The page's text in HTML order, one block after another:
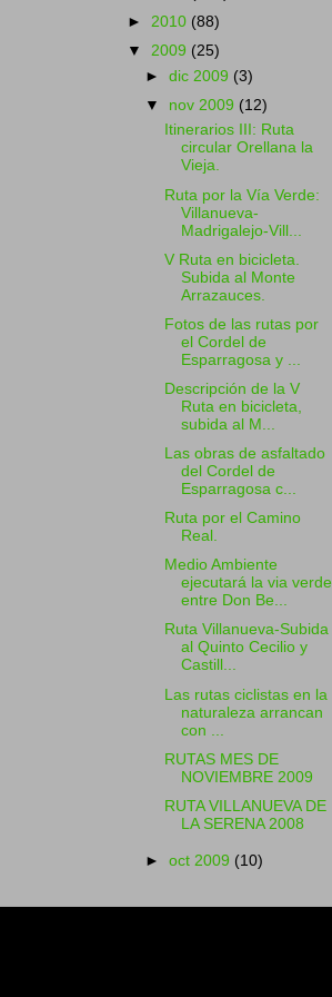
► 2010 (88)
▼ 2009 (25)
►dic 2009 (3)
▼ nov 2009 (12)
Itinerarios III: Ruta
circular Orellana la
Vieja.
Ruta por la Vía Verde:
Villanueva-
Madrigalejo-Vill...
V Ruta en bicicleta.
Subida al Monte
Arrazauces.
Fotos de las rutas por
el Cordel de
Esparragosa y ...
Descripción de la V
Ruta en bicicleta,
subida al M...
Las obras de asfaltado
del Cordel de
Esparragosa c...
Ruta por el Camino
Real.
Medio Ambiente
ejecutará la via verde
entre Don Be...
Ruta Villanueva-Subida
al Quinto Cecilio y
Castill...
Las rutas ciclistas en la
naturaleza arrancan
con ...
RUTAS MES DE
NOVIEMBRE 2009
RUTA VILLANUEVA DE
LA SERENA 2008
►oct 2009 (10)